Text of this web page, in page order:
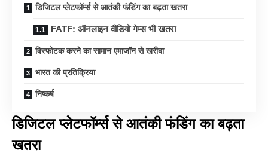
डिजिटल प्लेटफॉर्म्स से आतंकी फंडिंग का बढ़ता खतरा
FATF: ऑनलाइन वीडियो गेम्स भी खतरा
विस्फोटक करने का सामान एमाजॉन से खरीदा
भारत की प्रतिक्रिया
निष्कर्ष
डिजिटल प्लेटफॉर्म्स से आतंकी फंडिंग का बढ़ता
खतरा